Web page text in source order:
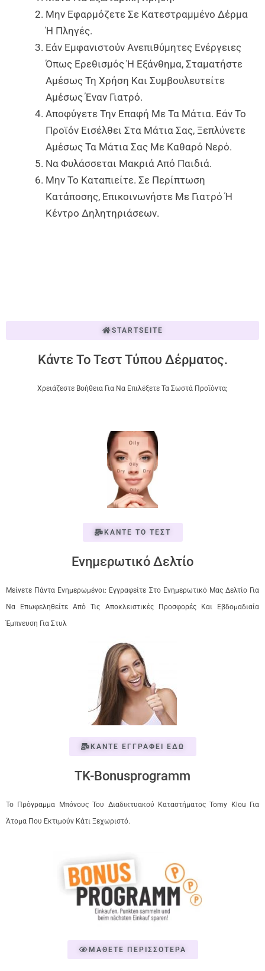
Μην Εφαρμόζετε Σε Κατεστραμμένο Δέρμα
Ή Πληγές.
Εάν Εμφανιστούν Ανεπιθύμητες Ενέργειες
Όπως Ερεθισμός Ή Εξάνθημα, Σταματήστε
Αμέσως Τη Χρήση Και Συμβουλευτείτε
Αμέσως Έναν Γιατρό.
Αποφύγετε Την Επαφή Με Τα Μάτια. Εάν Το
Προϊόν Εισέλθει Στα Μάτια Σας, Ξεπλύνετε
Αμέσως Τα Μάτια Σας Με Καθαρό Νερό.
Να Φυλάσσεται Μακριά Από Παιδιά.
Μην Το Καταπιείτε. Σε Περίπτωση
Κατάποσης, Επικοινωνήστε Με Γιατρό Ή
Κέντρο Δηλητηριάσεων.
STARTSEITE
Κάντε Το Τεστ Τύπου Δέρματος.
Χρειάζεστε Βοήθεια Για Να Επιλέξετε Τα Σωστά Προϊόντα;
ΚΑΝΤΕ ΤΟ ΤΕΣΤ
Ενημερωτικό Δελτίο
Μείνετε Πάντα Ενημερωμένοι: Εγγραφείτε Στο Ενημερωτικό Μας Δελτίο Για
Να Επωφεληθείτε Από Τις Αποκλειστικές Προσφορές Και Εβδομαδιαία
Έμπνευση Για Στυλ
ΚΑΝΤΕ ΕΓΓΡΑΦΕΙ ΕΔΩ
TK-Bonusprogramm
Το Πρόγραμμα Μπόνους Του Διαδικτυακού Καταστήματος Tomy Klou Για
Άτομα Που Εκτιμούν Κάτι Ξεχωριστό.
ΜΑΘΕΤΕ ΠΕΡΙΣΣΟΤΕΡΑ